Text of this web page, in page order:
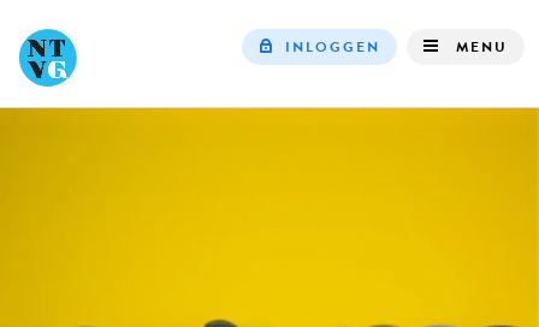
INLOGGEN MENU